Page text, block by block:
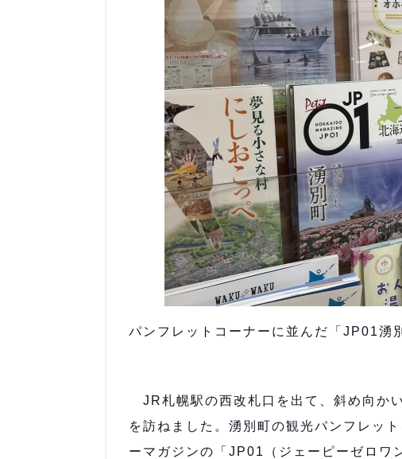
パンフレットコーナーに並んだ「JP01湧
JR札幌駅の西改札口を出て、斜め向か
を訪ねました。湧別町の観光パンフレッ
ーマガジンの「JP01（ジェーピーゼロワ